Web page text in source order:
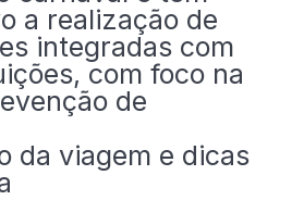
a realização de
integradas com
com foco na
de
da viagem e dicas